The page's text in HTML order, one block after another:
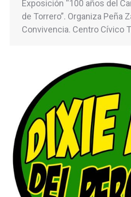
Exposición “100 años del
de Torrero”. Organiza Peña
Convivencia. Centro Cívico